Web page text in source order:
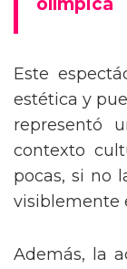
olímpica
Este
estética y
representó
contexto
pocas, si no
visiblemente
Además, la